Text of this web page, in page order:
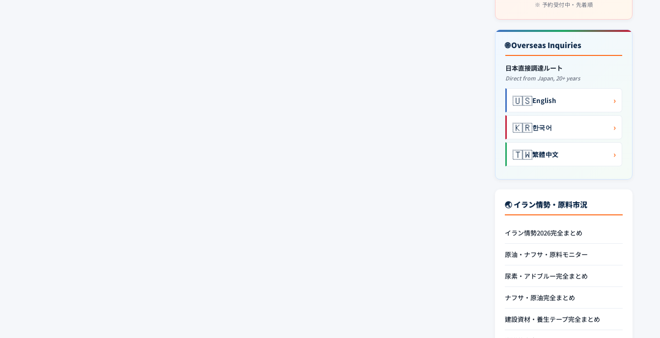
予約受付中・先着順
🌐 Overseas Inquiries
日本直接調達ルート
Direct from Japan, 20+ years
🇺🇸English ›
🇰🇷한국어 ›
🇹🇼繁體中文 ›
🌏 イラン情勢・原料市況
イラン情勢2026完全まとめ
原油・ナフサ・原料モニター
尿素・アドブルー完全まとめ
ナフサ・原油完全まとめ
建設資材・養生テープ完全まとめ